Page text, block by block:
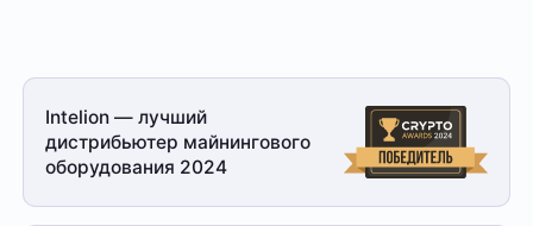
Intelion — лучший
дистрибьютер майнингового
оборудования 2024